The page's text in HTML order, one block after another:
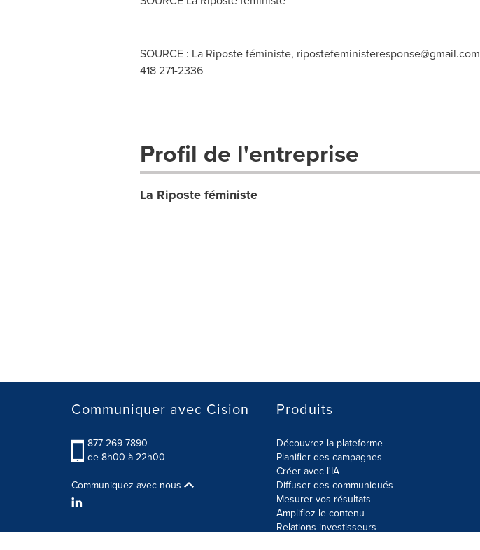
SOURCE : La Riposte féministe, ripostefeministeresponse@gmail.com
418 271-2336
Profil de l'entreprise
La Riposte féministe
Communiquer avec Cision
877-269-7890
de 8h00 à 22h00
Communiquez avec nous
Produits
Découvrez la plateforme
Planifier des campagnes
Créer avec l'IA
Diffuser des communiqués
Mesurer vos résultats
Amplifiez le contenu
Relations investisseurs